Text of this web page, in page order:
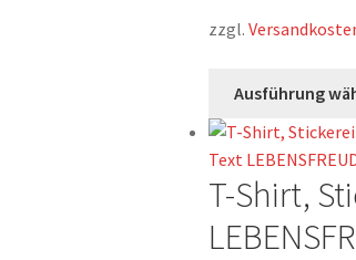
zzgl.
Ausführung
T-Shirt,